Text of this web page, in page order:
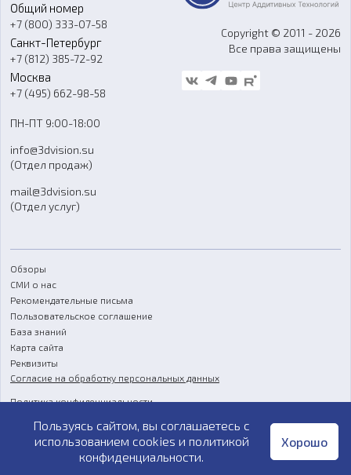
Программное обеспечение
Ремонт и услуги
О компании
Контакты
Гос. закупки
Стать дилером
Блог
FAQ
Общий номер
+7 (800) 333-07-58
Санкт-Петербург
+7 (812) 385-72-92
Москва
+7 (495) 662-98-58
ПН-ПТ 9:00-18:00
info@3dvision.su
(Отдел продаж)
mail@3dvision.su
(Отдел услуг)
Copyright © 2011 - 2026
Все права защищены
Обзоры
СМИ о нас
Рекомендательные письма
Пользовательское соглашение
База знаний
Карта сайта
Реквизиты
Согласие на обработку персональных данных
Политика конфиденциальности
Публичная оферта
Пользуясь сайтом, вы соглашаетесь с
использованием cookies и политикой
конфиденциальности.
Хорошо